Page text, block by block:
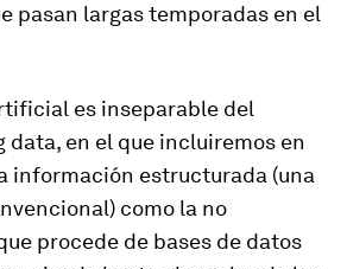
pasan largas temporadas en el
es inseparable del
data, en el que incluiremos en
información estructurada (una
como la no
procede de bases de datos